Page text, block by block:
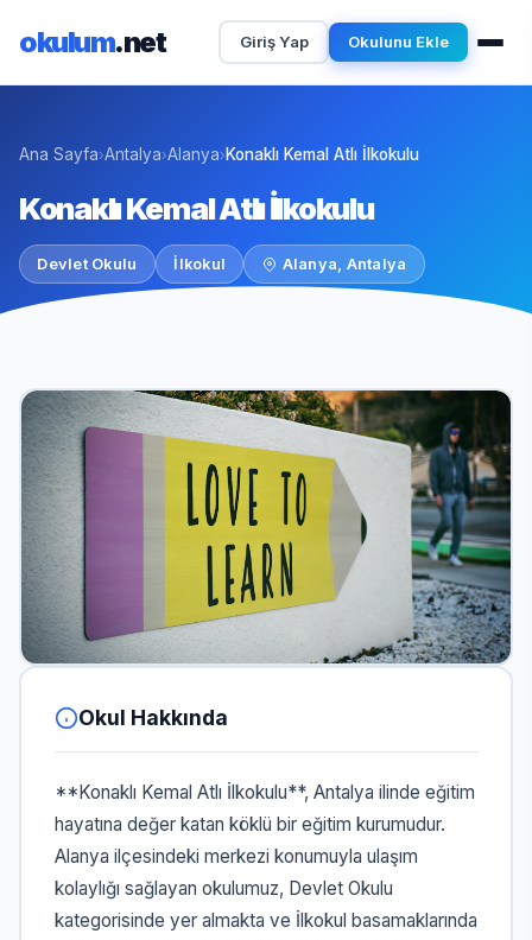
okulum.net Giriş Yap Okulunu Ekle
Ana Sayfa›Antalya›Alanya› Konaklı Kemal Atlı İlkokulu
Konaklı Kemal Atlı İlkokulu
Devlet Okulu İlkokul Alanya, Antalya
Okul Hakkında
**Konaklı Kemal Atlı İlkokulu**, Antalya ilinde eğitim
hayatına değer katan köklü bir eğitim kurumudur.
Alanya ilçesindeki merkezi konumuyla ulaşım
kolaylığı sağlayan okulumuz, Devlet Okulu
kategorisinde yer almakta ve İlkokul basamaklarında